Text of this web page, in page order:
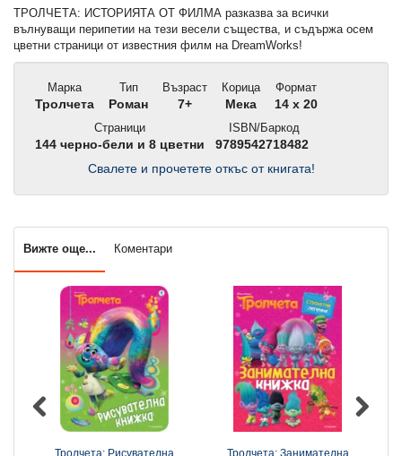
ТРОЛЧЕТА: ИСТОРИЯТА ОТ ФИЛМА разказва за всички
вълнуващи перипетии на тези весели същества, и съдържа осем
цветни страници от известния филм на DreamWorks!
Марка
Тролчета
Тип
Роман
Възраст
7+
Корица
Мека
Формат
14 x 20
Страници
144 черно-бели и 8 цветни
ISBN/Баркод
9789542718482
Свалете и прочетете откъс от книгата!
Вижте още... Коментари
Тролчета: Рисувателна
Тролчета: Занимателна